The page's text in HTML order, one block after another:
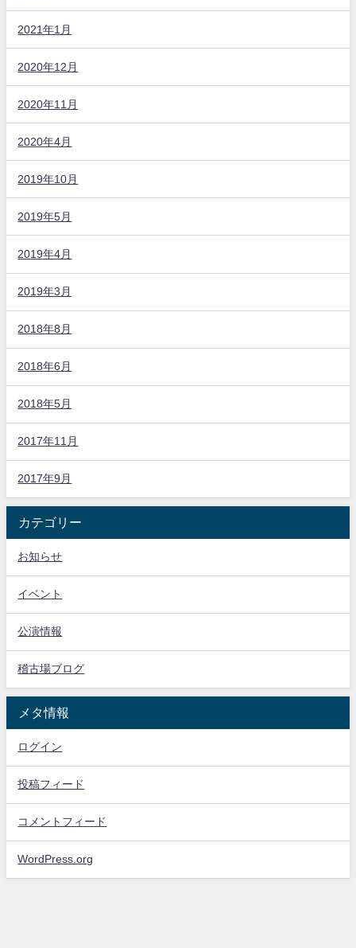
2021年1月
2020年12月
2020年11月
2020年4月
2019年10月
2019年5月
2019年4月
2019年3月
2018年8月
2018年6月
2018年5月
2017年11月
2017年9月
カテゴリー
お知らせ
イベント
公演情報
稽古場ブログ
メタ情報
ログイン
投稿フィード
コメントフィード
WordPress.org